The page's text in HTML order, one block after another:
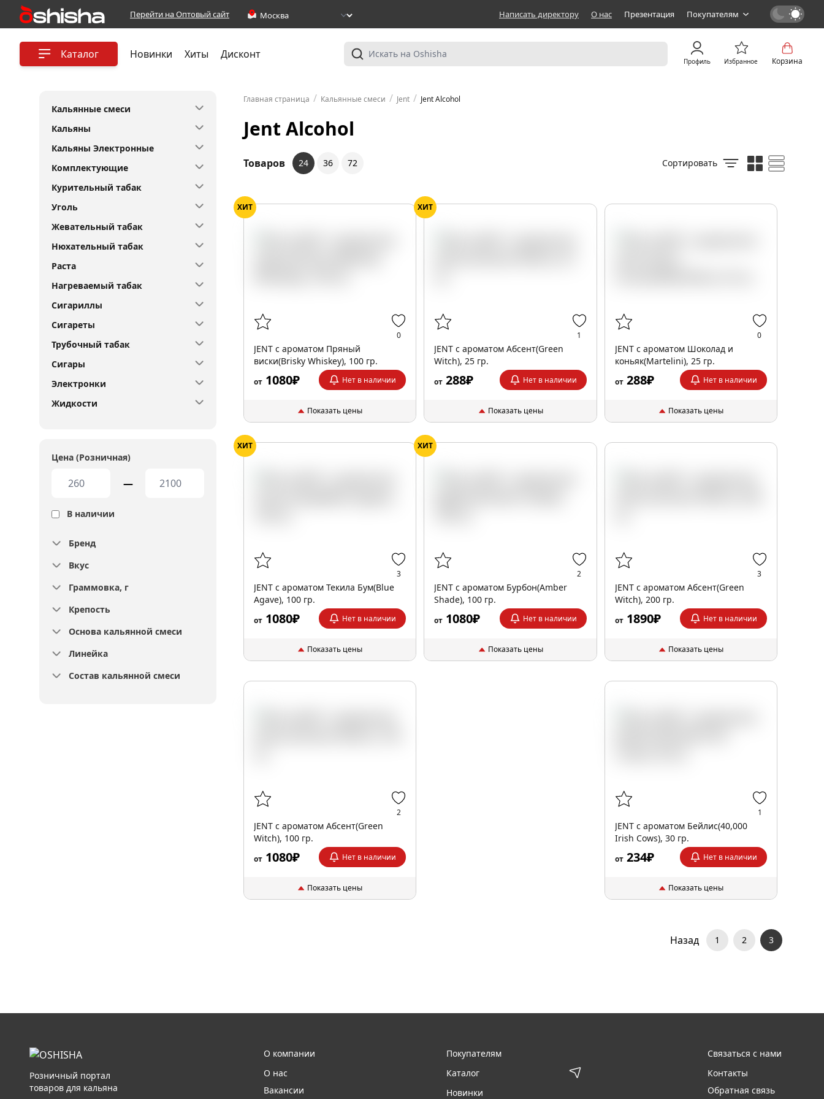
Перейти на Оптовый сайт Написать директору О нас Презентация Покупателям
Каталог Новинки Хиты Дисконт
Профиль Избранное Корзина
Кальянные смеси
Кальяны
Кальяны Электронные
Комплектующие
Курительный табак
Уголь
Жевательный табак
Нюхательный табак
Раста
Нагреваемый табак
Сигариллы
Сигареты
Трубочный табак
Сигары
Электронки
Жидкости
Цена (Розничная)
—
В наличии
Бренд
Вкус
Граммовка, г
Крепость
Основа кальянной смеси
Линейка
Состав кальянной смеси
Главная страница / Кальянные смеси / Jent / Jent Alcohol
Jent Alcohol
Товаров 24 36 72 Сортировать
ХИТ
0
JENT с ароматом Пряный
виски(Brisky Whiskey), 100 гр.
от 1080₽ Нет в наличии
Показать цены
ХИТ
1
JENT с ароматом Абсент(Green
Witch), 25 гр.
от 288₽ Нет в наличии
Показать цены
0
JENT с ароматом Шоколад и
коньяк(Martelini), 25 гр.
от288₽ Нет в наличии
Показать цены
ХИТ
3
JENT с ароматом Текила Бум(Blue
Agave), 100 гр.
от 1080₽ Нет в наличии
Показать цены
ХИТ
2
JENT с ароматом Бурбон(Amber
Shade), 100 гр.
от 1080₽ Нет в наличии
Показать цены
3
JENT с ароматом Абсент(Green
Witch), 200 гр.
от1890₽ Нет в наличии
Показать цены
2
JENT с ароматом Абсент(Green
Witch), 100 гр.
от 1080₽ Нет в наличии
Показать цены
1
JENT с ароматом Бейлис(40,000
Irish Cows), 30 гр.
от234₽ Нет в наличии
Показать цены
Назад 1 2 3
Розничный портал
товаров для кальяна
О компании
О нас
Вакансии
Покупателям
Каталог
Новинки
Связаться с нами
Контакты
Обратная связь